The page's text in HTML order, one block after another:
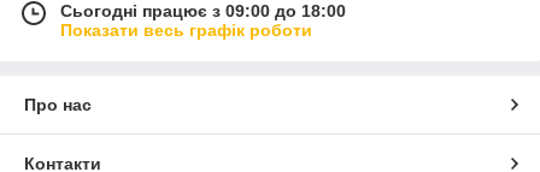
Сьогодні працює з 09:00 до 18:00
Показати весь графік роботи
Про нас
Контакти